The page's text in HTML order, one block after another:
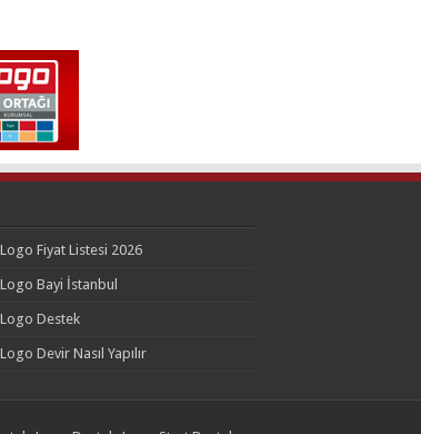
Logo Fiyat Listesi 2026
Logo Bayi İstanbul
Logo Destek
Logo Devir Nasıl Yapılır